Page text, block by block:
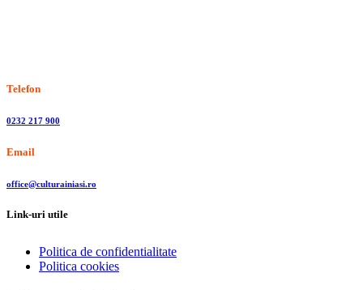
Telefon
0232 217 900
Email
office@culturainiasi.ro
Link-uri utile
Politica de confidentialitate
Politica cookies